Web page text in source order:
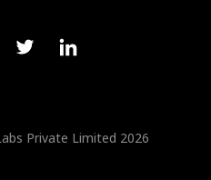
Private Limited 2026